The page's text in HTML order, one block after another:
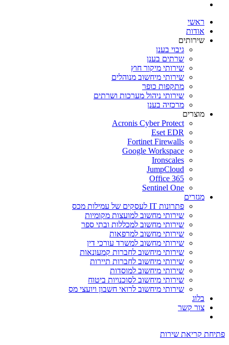
ראשי
אודות
שירותים
גיבוי בענן
שרתים בענן
שירותי מיקור חוץ
שירותי מיחשוב מנוהלים
מתקפות כופר
שירותי ניהול מערכות ושרתים
מרכזיה בענן
מוצרים
Acronis Cyber Protect
Eset EDR
Fortinet Firewalls
Google Workspace
Ironscales
JumpCloud
Office 365
Sentinel One
מגזרים
פתרונות IT לעסקים של עמילות מכס
שירותי מחשוב למועצות מקומיות
שירותי מחשוב למכללות ובתי ספר
שירותי מחשוב למרפאות
שירותי מחשוב למשרד עורכי דין
שירותי מיחשוב לחברות קמעונאות
שירותי מיחשוב לחברות תיירות
שירותי מיחשוב למוסדות
שירותי מיחשוב לסוכנויות ביטוח
שירותי מיחשוב לרואי חשבון ויועצי מס
בלוג
צור קשר
פתיחת קריאת שירות